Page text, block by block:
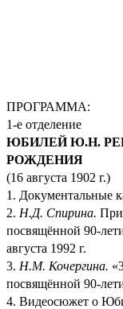
ПРОГРАММА:
1-е отделение
ЮБИЛЕЙ Ю.Н.
РОЖДЕНИЯ
(16 августа 1902 г.)
1. Документальные
2. Н.Д. Спирина.
посвящённой 90-
августа 1992 г.
3. Н.М. Кочергина.
посвящённой 90-
4. Видеосюжет о